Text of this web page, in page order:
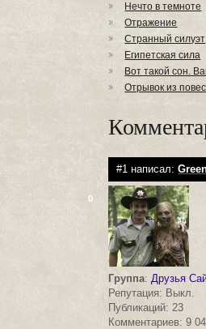
Нечто в темноте
Отражение
Странный силуэт
Египетская сила
Вот такой сон.
Отрывок из
#1 написал:
0
Группа:Друзья
Репутация: Выкл.
Публикаций: 23
Комментариев: 9